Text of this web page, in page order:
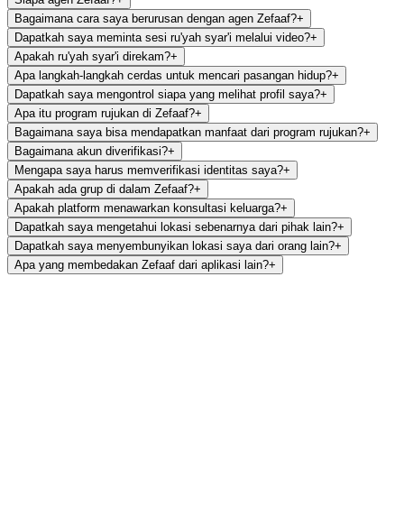
Bagaimana cara saya berurusan dengan agen Zefaaf?+
Dapatkah saya meminta sesi ru'yah syar'i melalui video?+
Apakah ru'yah syar'i direkam?+
Apa langkah-langkah cerdas untuk mencari pasangan hidup?+
Dapatkah saya mengontrol siapa yang melihat profil saya?+
Apa itu program rujukan di Zefaaf?+
Bagaimana saya bisa mendapatkan manfaat dari program rujukan?+
Bagaimana akun diverifikasi?+
Mengapa saya harus memverifikasi identitas saya?+
Apakah ada grup di dalam Zefaaf?+
Apakah platform menawarkan konsultasi keluarga?+
Dapatkah saya mengetahui lokasi sebenarnya dari pihak lain?+
Dapatkah saya menyembunyikan lokasi saya dari orang lain?+
Apa yang membedakan Zefaaf dari aplikasi lain?+